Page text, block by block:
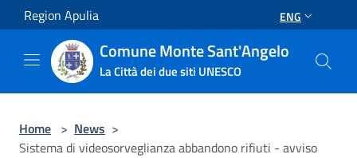
Salta al contenuto principale
Region Apulia ENG
Comune Monte Sant'Angelo
La Città dei due siti UNESCO
Home > News >
Sistema di videosorveglianza abbandono rifiuti - avviso